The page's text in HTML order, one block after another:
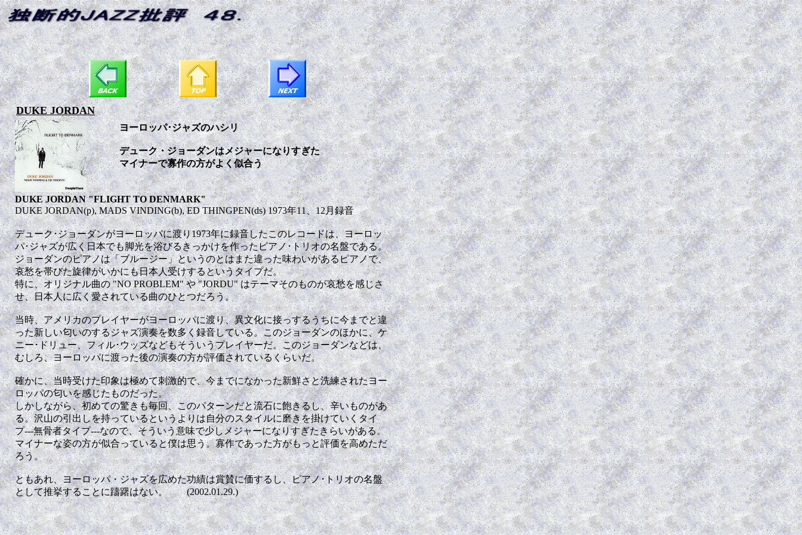
DUKE JORDAN
ヨーロッパ･ジャズのハシリ
デューク・ジョーダンはメジャーになりすぎた
マイナーで寡作の方がよく似合う
DUKE JORDAN "FLIGHT TO DENMARK"
DUKE JORDAN(p), MADS VINDING(b), ED THINGPEN(ds) 1973年11、12月録音
デューク･ジョーダンがヨーロッパに渡り1973年に録音したこのレコードは、ヨーロッ
パ･ジャズが広く日本でも脚光を浴びるきっかけを作ったピアノ･トリオの名盤である。
ジョーダンのピアノは「ブルージー」というのとはまた違った味わいがあるピアノで、
哀愁を帯びた旋律がいかにも日本人受けするというタイプだ。
特に、オリジナル曲の "NO PROBLEM" や "JORDU" はテーマそのものが哀愁を感じさ
せ、日本人に広く愛されている曲のひとつだろう。
当時、アメリカのプレイヤーがヨーロッパに渡り、異文化に接っするうちに今までと違
った新しい匂いのするジャズ演奏を数多く録音している。このジョーダンのほかに、ケ
ニー･ドリュー、フィル･ウッズなどもそういうプレイヤーだ。このジョーダンなどは、
むしろ、ヨーロッパに渡った後の演奏の方が評価されているくらいだ。
確かに、当時受けた印象は極めて刺激的で、今までになかった新鮮さと洗練されたヨー
ロッパの匂いを感じたものだった。
しかしながら、初めての驚きも毎回、このパターンだと流石に飽きるし、辛いものがあ
る。沢山の引出しを持っているというよりは自分のスタイルに磨きを掛けていくタイ
プ---無骨者タイプ---なので、そういう意味で少しメジャーになりすぎたきらいがある。
マイナーな姿の方が似合っていると僕は思う。寡作であった方がもっと評価を高めただ
ろう。
ともあれ、ヨーロッパ・ジャズを広めた功績は賞賛に価するし、ピアノ･トリオの名盤
として推挙することに躊躇はない。 (2002.01.29.)